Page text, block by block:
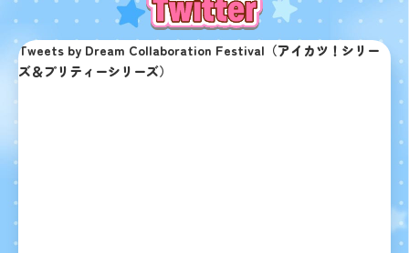
Tweets by Dream Collaboration Festival（アイカツ！シリー
ズ＆プリティーシリーズ）